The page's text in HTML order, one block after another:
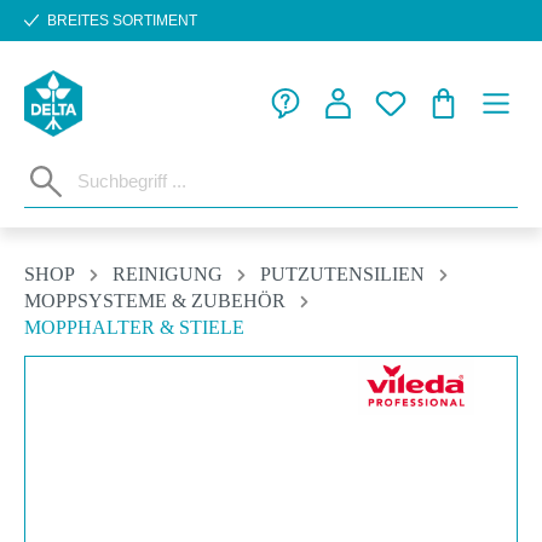
Zum Hauptinhalt springen
BREITES SORTIMENT
SHOP REINIGUNG
PUTZUTENSILIEN
MOPPSYSTEME & ZUBEHÖR
MOPPHALTER & STIELE